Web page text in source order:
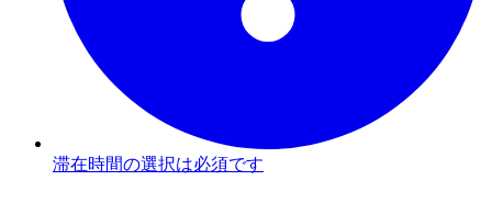
滞在時間の選択は必須です